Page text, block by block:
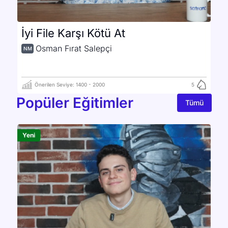
İyi File Karşı Kötü At
NM Osman Fırat Salepçi
Önerilen Seviye: 1400 - 2000 5
Popüler Eğitimler Tümü
Yeni